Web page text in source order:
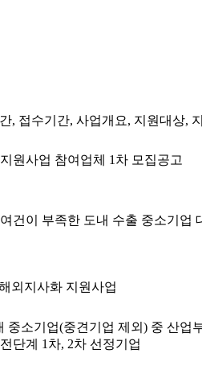
, 접수기간, 사업개요, 지원대상,
원사업 참여업체 1차 모집공고
건이 부족한 도내 수출 중소기업
외지사화 지원사업
중소기업(중견기업 제외) 중 산업
단계 1차, 2차 선정기업